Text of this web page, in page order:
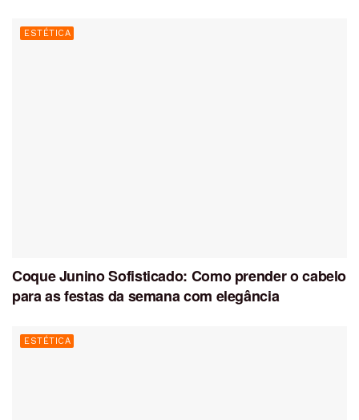
ESTÉTICA
Coque Junino Sofisticado: Como prender o cabelo
para as festas da semana com elegância
ESTÉTICA